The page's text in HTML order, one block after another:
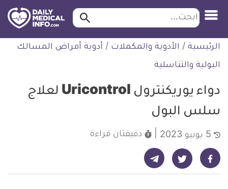
التخطي
للمحتوى
طبية
ابحث ابحث…
الرئيسية / الأدوية والمكملات / أدوية أمراض المسالك
البولية والتناسلية
دواء يوريكنترول Uricontrol لعلاج
سلس البول
دقيقتان قراءة
شارك على فيسبوك - ديلي ميديكال انفو شارك على تويتر - ديلي ميديكال انفو شارك على تيليجرام - ديلي ميديكال انفو